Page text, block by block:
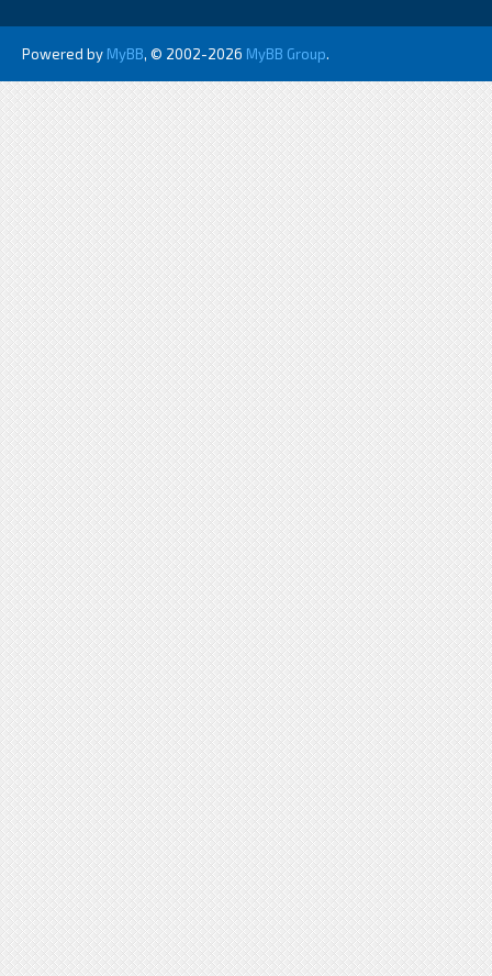
Powered by MyBB, © 2002-2026 MyBB Group.